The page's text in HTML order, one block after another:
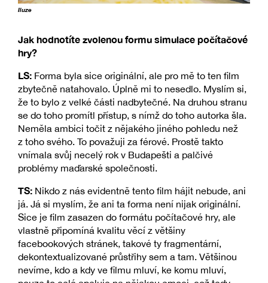
Iluze
Jak hodnotíte zvolenou formu simulace počítačové
hry?
LS: Forma byla sice originální, ale pro mě to ten film
zbytečně natahovalo. Úplně mi to nesedlo. Myslím si,
že to bylo z velké části nadbytečné. Na druhou stranu
se do toho promítl přístup, s nímž do toho autorka šla.
Neměla ambici točit z nějakého jiného pohledu než
z toho svého. To považuji za férové. Prostě takto
vnímala svůj necelý rok v Budapešti a palčivé
problémy maďarské společnosti.
TS: Nikdo z nás evidentně tento film hájit nebude, ani
já. Já si myslím, že ani ta forma není nijak originální.
Sice je film zasazen do formátu počítačové hry, ale
vlastně připomíná kvalitu věcí z většiny
facebookových stránek, takové ty fragmentární,
dekontextualizované průstřihy sem a tam. Většinou
nevíme, kdo a kdy ve filmu mluví, ke komu mluví,